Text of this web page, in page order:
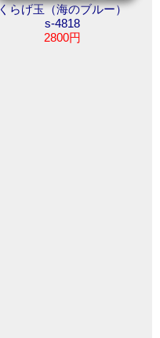
くらげ玉（海のブルー）
s-4818
2800円